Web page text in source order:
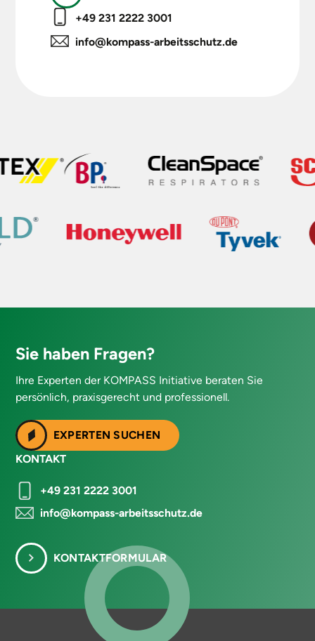
+49 231 2222 3001
info@kompass-arbeitsschutz.de
Sie haben Fragen?
Ihre Experten der KOMPASS Initiative beraten Sie
persönlich, praxisgerecht und professionell.
EXPERTEN SUCHEN
KONTAKT
+49 231 2222 3001
info@kompass-arbeitsschutz.de
KONTAKTFORMULAR